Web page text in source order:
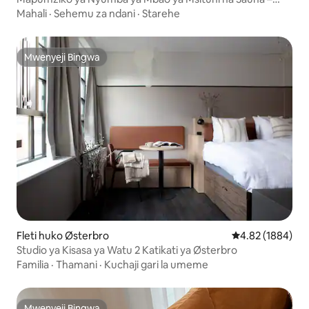
Ubunifu wa Msanifu Majengo
Mahali · Sehemu za ndani · Starehe
Mwenyeji Bingwa
Mwenyeji Bingwa
Fleti huko Østerbro Ukadiriaji wa
4.82 (1884)
Studio ya Kisasa ya Watu 2 Katikati ya Østerbro
Familia · Thamani · Kuchaji gari la umeme